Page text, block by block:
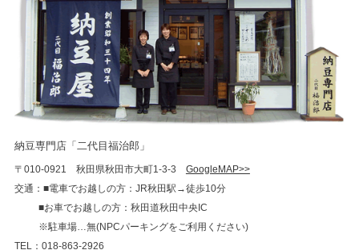
納豆専門店「二代目福治郎」
〒010-0921 秋田県秋田市大町1-3-3 GoogleMAP>>
交通：■電車でお越しの方：JR秋田駅→徒歩10分
■お車でお越しの方：秋田道秋田中央IC
※駐車場…無(NPCパーキングをご利用ください)
TEL：018-863-2926